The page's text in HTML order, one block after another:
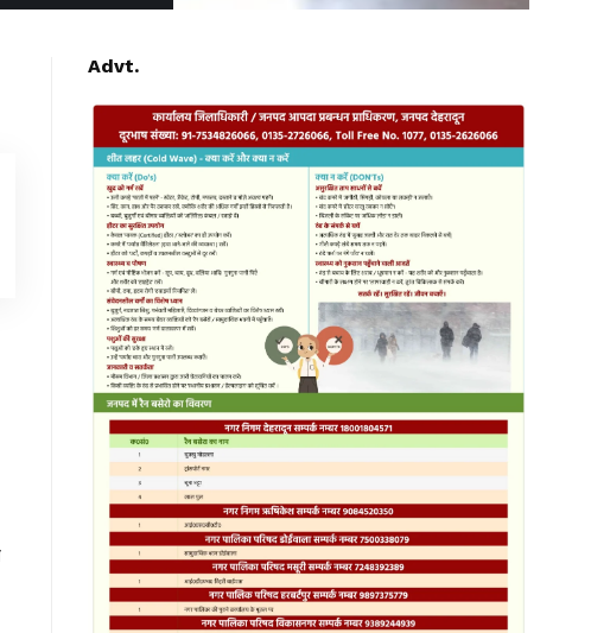
Advt.